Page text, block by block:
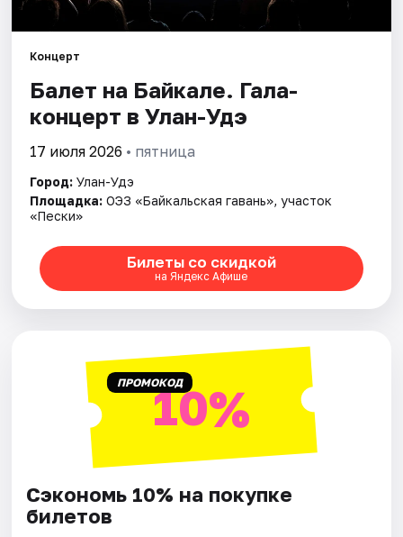
Площадки
Рейтинги
Концерт
Балет на Байкале. Гала-
концерт в Улан-Удэ
17 июля 2026 • пятница
Город: Улан-Удэ
Площадка: ОЭЗ «Байкальская гавань», участок
«Пески»
Билеты со скидкой
на Яндекс Афише
ПРОМОКОД10%
Сэкономь 10% на покупке
билетов